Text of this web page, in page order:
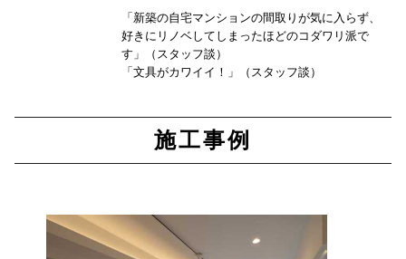
「新築の自宅マンションの間取りが気に入らず、
好きにリノベしてしまったほどのコダワリ派で
す」（スタッフ談）
「文具がカワイイ！」（スタッフ談）
施工事例